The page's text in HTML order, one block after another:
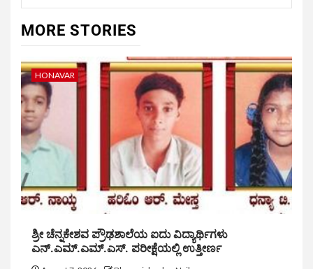
MORE STORIES
HONAVAR
ಶ್ರೀ ಚೆನ್ನಕೇಶವ ಪ್ರೌಢಶಾಲೆಯ ಐದು ವಿದ್ಯಾರ್ಥಿಗಳು
ಎನ್.ಎಮ್.ಎಮ್.ಎಸ್. ಪರೀಕ್ಷೆಯಲ್ಲಿ ಉತ್ತೀರ್ಣ